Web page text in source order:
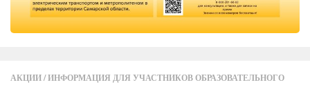
АКЦИИ/ИНФОРМАЦИЯ ДЛЯ УЧАСТНИКОВ ОБРАЗОВАТЕЛЬНОГО